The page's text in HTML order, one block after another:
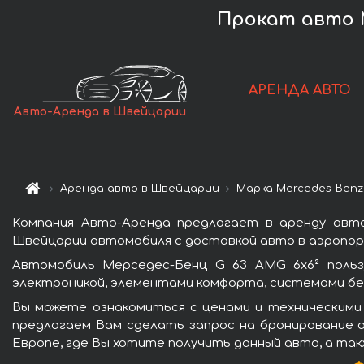
Прокат авто
Авто-Аренда в Швейцарии
АРЕНДА АВТО
Аренда авто в Швейцарии Марка Mercedes-Benz
Компания Авто-Аренда предлагает в аренду
Швейцарии автомобиля с доставкой авто в
Автомобиль Мерседес-Бенц G 63 AMG 6x6²
электроникой, элементами комфорта, системами
Вы можете ознакомиться с ценами и
предлагаем Вам сделать запрос на
Европе, где Вы хотите получить данный авто, а